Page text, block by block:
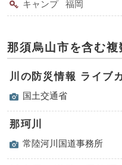
キャンプ
福岡
那須烏山市を含む
川の防災情報 ライブ
国土交通省
那珂川
常陸河川国道事務所